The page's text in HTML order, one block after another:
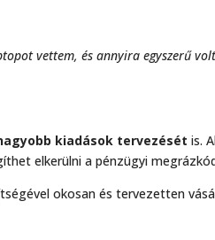
vettem, és annyira egyszerű
kiadások tervezését is.
elkerülni a pénzügyi
okosan és tervezetten